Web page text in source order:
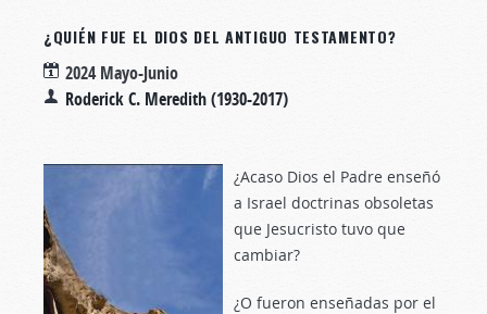
¿QUIÉN FUE EL DIOS DEL ANTIGUO TESTAMENTO?
2024 Mayo-Junio
Roderick C. Meredith (1930-2017)
¿Acaso Dios el Padre enseñó
a Israel doctrinas obsoletas
que Jesucristo tuvo que
cambiar?
¿O fueron enseñadas por el